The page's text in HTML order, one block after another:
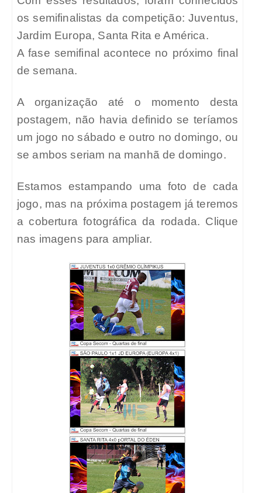
os semifinalistas da competição: Juventus,
Jardim Europa, Santa Rita e América.
A fase semifinal acontece no próximo final
de semana.
A organização até o momento desta
postagem, não havia definido se teríamos
um jogo no sábado e outro no domingo, ou
se ambos seriam na manhã de domingo.
Estamos estampando uma foto de cada
jogo, mas na próxima postagem já teremos
a cobertura fotográfica da rodada. Clique
nas imagens para ampliar.